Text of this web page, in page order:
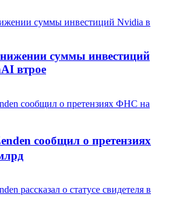
суммы инвестиций
втрое
сообщил о претензиях